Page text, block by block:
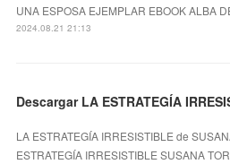
UNA ESPOSA EJEMPLAR EBOOK ALBA
2024.08.21 21:13
LA ESTRATEGÍA IRRESISTIBLE de
ESTRATEGÍA IRRESISTIBLE SUSANA